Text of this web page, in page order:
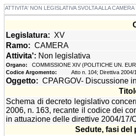
ATTIVITA' NON LEGISLATIVA SVOLTA ALLA
Legislatura: XV
Ramo: CAMERA
Attivita': Non legislativa
Organo:
COMMISSIONE XIV (POLITICHE UN.
Codice Argomento:
Atto n. 104; Direttiva
Oggetto: CPARGOV- Discussione
Schema di decreto legislativo
2006, n. 163, recante il codice dei
in attuazione delle direttive 2004/17/
Sedute, fasi del